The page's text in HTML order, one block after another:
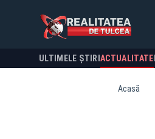
ULTIMELE ȘTIRI ACTUALITATE
Acasă